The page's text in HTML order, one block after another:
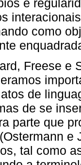
e
como
Freese e
de
de se
parte que
e
tal como